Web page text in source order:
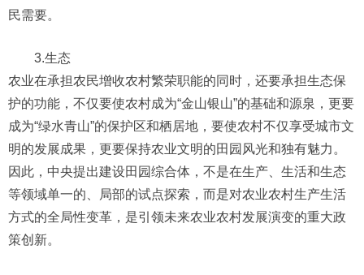
民需要。
3.生态
农业在承担农民增收农村繁荣职能的同时，还要承担生态保
护的功能，不仅要使农村成为“金山银山”的基础和源泉，更要
成为“绿水青山”的保护区和栖居地，要使农村不仅享受城市文
明的发展成果，更要保持农业文明的田园风光和独有魅力。
因此，中央提出建设田园综合体，不是在生产、生活和生态
等领域单一的、局部的试点探索，而是对农业农村生产生活
方式的全局性变革，是引领未来农业农村发展演变的重大政
策创新。